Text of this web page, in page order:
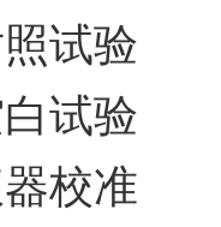
试验
试验
校准